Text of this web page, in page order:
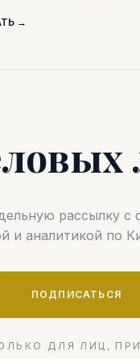
→
рассылку с
и аналитикой по
ПОДПИСАТЬСЯ
ДЛЯ ЛИЦ,